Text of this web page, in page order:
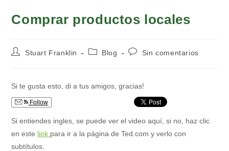
Comprar productos locales
AutorStuart Franklin
Categoría
Blog
Comentarios
Sin comentarios
Si te gusta esto, di a tus amigos, gracias!
Follow
Si entiendes ingles, se puede ver el video aquí, si no, haz clic
en este link para ir a la página de Ted.com y verlo con
subtítulos.